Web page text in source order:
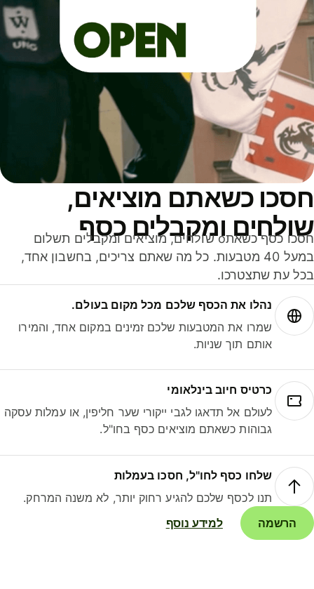
כשאתם מוציאים,
ומקבלים כסף
חסכו כסף כשאתo שולחים, מוציאים ומקבלים תשלום
במעל 40 מטבעות. כל מה שאתם צריכים, בחשבון אחד,
עת שתצטרכו.
נהלו את הכסף שלכם מכל מקום בעולם.
שמרו את המטבעות שלכם זמינים במקום אחד, והמירו
אותם תוך שניות.
כרטיס חיוב בינלאומי
לעולם אל תדאגו לגבי ייקורי שער חליפין, או עמלות עסקה
גבוהות כשאתם מוציאים כסף בחו"ל.
שלחו כסף לחו"ל, חסכו בעמלות
תנו לכסף שלכם להגיע רחוק יותר, לא משנה המרחק.
הרשמה
למידע נוסף